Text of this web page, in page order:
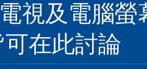
視及電腦螢
在此討論